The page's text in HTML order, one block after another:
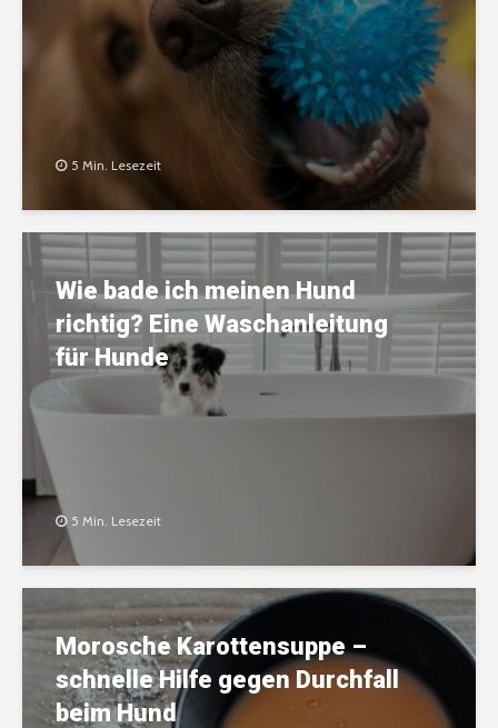
5 Min. Lesezeit
Wie bade ich meinen Hund
richtig? Eine Waschanleitung
für Hunde
5 Min. Lesezeit
Morosche Karottensuppe –
schnelle Hilfe gegen Durchfall
beim Hund